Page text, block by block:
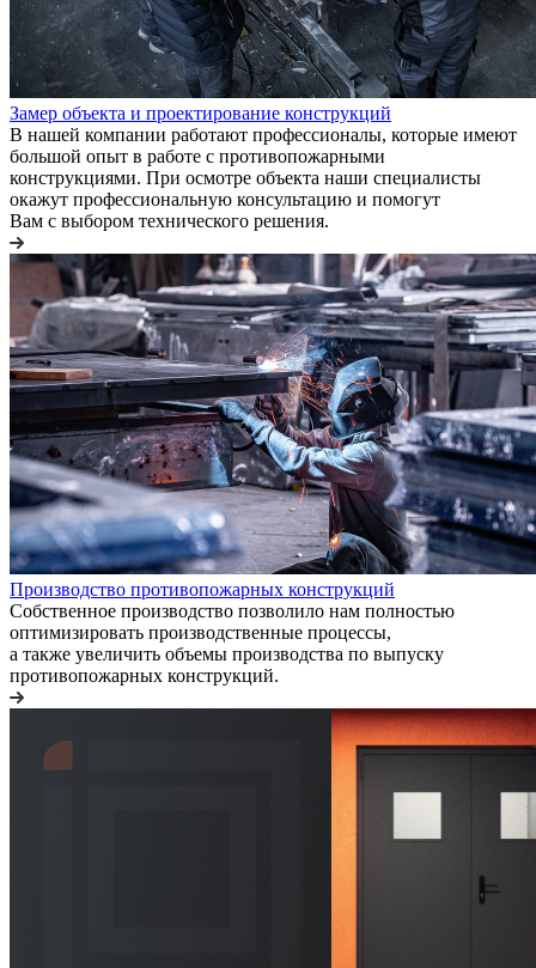
Замер объекта и проектирование конструкций
В нашей компании работают профессионалы, которые имеют
большой опыт в работе с противопожарными
конструкциями. При осмотре объекта наши специалисты
окажут профессиональную консультацию и помогут
Вам с выбором технического решения.
Производство противопожарных конструкций
Собственное производство позволило нам полностью
оптимизировать производственные процессы,
а также увеличить объемы производства по выпуску
противопожарных конструкций.